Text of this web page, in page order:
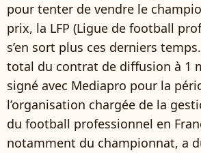
pour tenter de vendre le
prix, la LFP (Ligue de football
s’en sort plus ces derniers
total du contrat de diffusion à 1
signé avec Mediapro pour la
l’organisation chargée de la
du football professionnel en
notamment du championnat, a